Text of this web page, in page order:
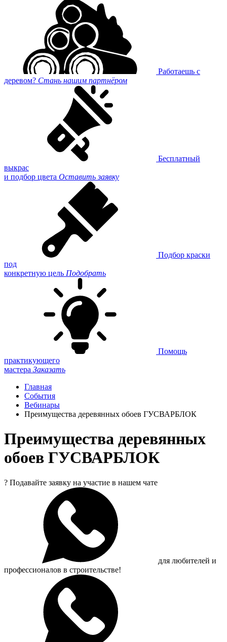
Работаешь с
деревом? Стань нашим партнёром
Бесплатный
выкрас
и подбор цвета Оставить заявку
Подбор краски
под
конкретную цель Подобрать
Помощь
практикующего
мастера Заказать
Главная
События
Вебинары
Преимущества деревянных обоев ГУСВАРБЛОК
Преимущества деревянных
обоев ГУСВАРБЛОК
? Подавайте заявку на участие в нашем чате
для любителей и
профессионалов в строительстве!